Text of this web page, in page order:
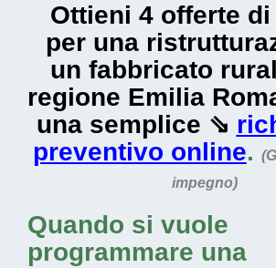
Ottieni 4 offerte di
per una
un fabbricato
regione Emilia
una semplice ⇘
preventivo online.
impegno)
Quando si vuole
programmare una